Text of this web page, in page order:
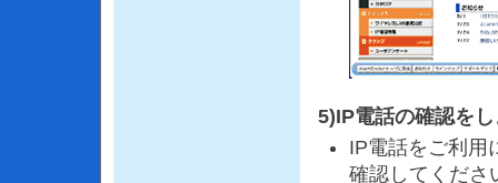
5)IP電話の確認を
IP電話をご利用
確認してくださ